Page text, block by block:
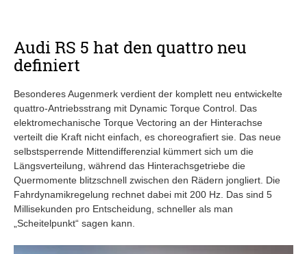
Audi RS 5 hat den quattro neu
definiert
Besonderes Augenmerk verdient der komplett neu entwickelte
quattro-Antriebsstrang mit Dynamic Torque Control. Das
elektromechanische Torque Vectoring an der Hinterachse
verteilt die Kraft nicht einfach, es choreografiert sie. Das neue
selbstsperrende Mittendifferenzial kümmert sich um die
Längsverteilung, während das Hinterachsgetriebe die
Quermomente blitzschnell zwischen den Rädern jongliert. Die
Fahrdynamikregelung rechnet dabei mit 200 Hz. Das sind 5
Millisekunden pro Entscheidung, schneller als man
„Scheitelpunkt“ sagen kann.